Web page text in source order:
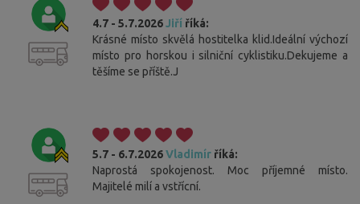
4.7 - 5.7.2026Jiří říká:
Krásné místo skvělá hostitelka klid.Ideální výchozí
místo pro horskou i silniční cyklistiku.Dekujeme a
těšíme se příště.J
5.7 - 6.7.2026Vladimír říká:
Naprostá spokojenost. Moc příjemné místo.
Majitelé milí a vstřícní.